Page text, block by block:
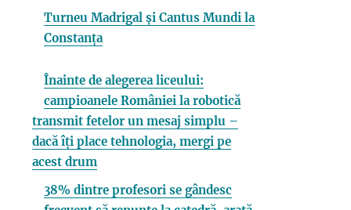
Turneu Madrigal și Cantus Mundi la
Constanța
Înainte de alegerea liceului:
campioanele României la robotică
transmit fetelor un mesaj simplu –
dacă îți place tehnologia, mergi pe
acest drum
38% dintre profesori se gândesc